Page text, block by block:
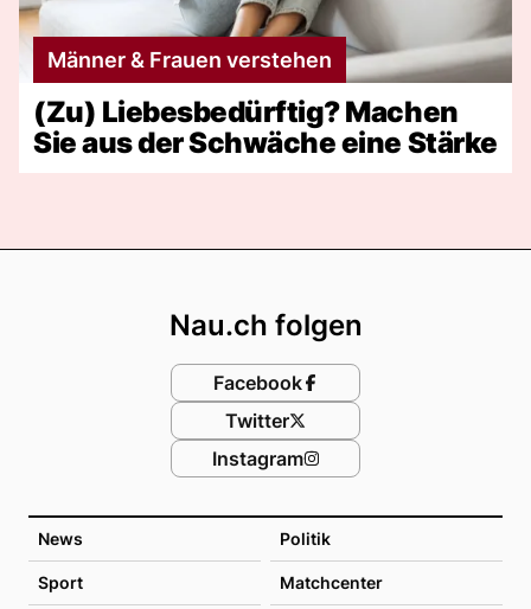
Männer & Frauen verstehen
(Zu) Liebesbedürftig? Machen
Sie aus der Schwäche eine Stärke
News Politik
Sport Matchcenter
Nau.ch folgen
Facebook
Twitter
Instagram